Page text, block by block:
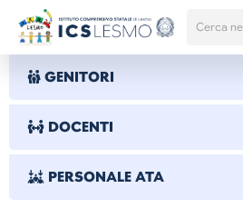
GENITORI
DOCENTI
PERSONALE ATA